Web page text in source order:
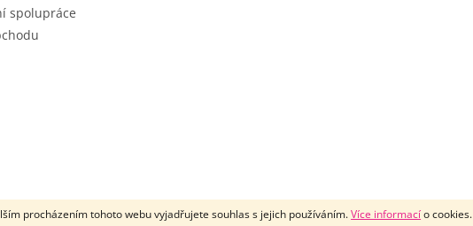
procházením tohoto webu vyjadřujete souhlas s jejich používáním.Více informacío cookies.
spolupráce